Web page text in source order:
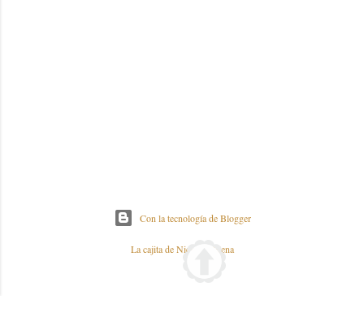
Con la tecnología de Blogger
La cajita de Nieves y Elena